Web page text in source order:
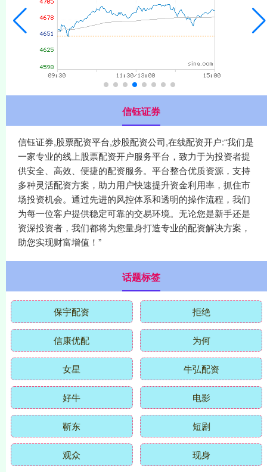
信钰证券
信钰证券,股票配资平台,炒股配资公司,在线配资开户:“我们是
一家专业的线上股票配资开户服务平台，致力于为投资者提
供安全、高效、便捷的配资服务。平台整合优质资源，支持
多种灵活配资方案，助力用户快速提升资金利用率，抓住市
场投资机会。通过先进的风控体系和透明的操作流程，我们
为每一位客户提供稳定可靠的交易环境。无论您是新手还是
资深投资者，我们都将为您量身打造专业的配资解决方案，
助您实现财富增值！”
话题标签
保宇配资 拒绝
信康优配 为何
女星 牛弘配资
好牛 电影
靳东 短剧
观众 现身